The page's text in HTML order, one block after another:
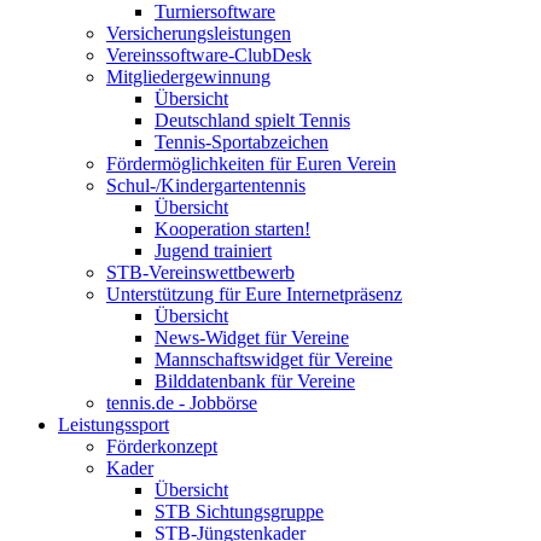
Turniersoftware
Versicherungsleistungen
Vereinssoftware-ClubDesk
Mitgliedergewinnung
Übersicht
Deutschland spielt Tennis
Tennis-Sportabzeichen
Fördermöglichkeiten für Euren Verein
Schul-/Kindergartentennis
Übersicht
Kooperation starten!
Jugend trainiert
STB-Vereinswettbewerb
Unterstützung für Eure Internetpräsenz
Übersicht
News-Widget für Vereine
Mannschaftswidget für Vereine
Bilddatenbank für Vereine
tennis.de - Jobbörse
Leistungssport
Förderkonzept
Kader
Übersicht
STB Sichtungsgruppe
STB-Jüngstenkader